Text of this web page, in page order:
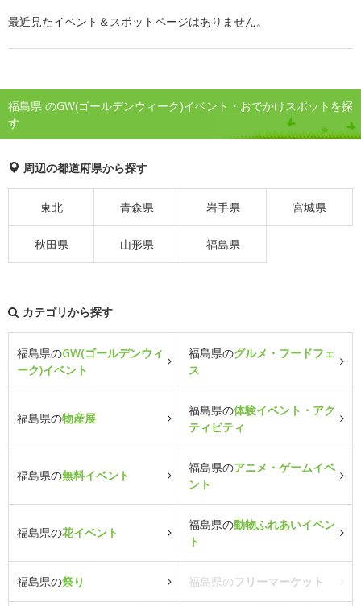
最近見たイベント＆スポットページはありません。
福島県 のGW(ゴールデンウィーク)イベント・おでかけスポットを探
す
周辺の都道府県から探す
東北 青森県 岩手県 宮城県
秋田県 山形県 福島県
カテゴリから探す
福島県のGW(ゴールデンウィ
ーク)イベント
福島県のグルメ・フードフェ
ス
福島県の物産展
福島県の体験イベント・アク
ティビティ
福島県の無料イベント
福島県のアニメ・ゲームイベ
ント
福島県の花イベント
福島県の動物ふれあいイベン
ト
福島県の祭り 福島県のフリーマーケット